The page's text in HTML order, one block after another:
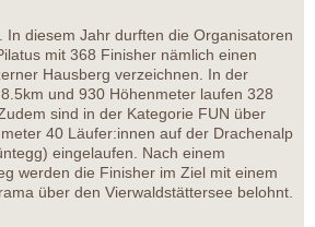
In diesem Jahr durften die Organisatoren
mit 368 Finisher nämlich einen
Hausberg verzeichnen. In der
und 930 Höhenmeter laufen 328
sind in der Kategorie FUN über
40 Läufer:innen auf der Drachenalp
eingelaufen. Nach einem
werden die Finisher im Ziel mit einem
über den Vierwaldstättersee belohnt.